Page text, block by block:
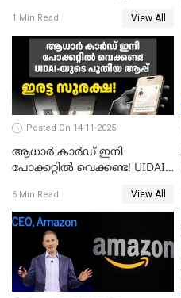
ഉത്തരവ് പിൻവലിച്ചു
1 Min Read View All
Posted On 14-11-2025
ആധാർ കാർഡ് ഇനി
പോക്കറ്റിൽ വെക്കണ്ട! UIDAI-
സുരക്ഷ!
6 Min Read View All